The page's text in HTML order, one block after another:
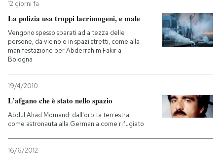
12 giorni fa
La polizia usa troppi lacrimogeni, e male
Vengono spesso sparati ad altezza delle
persone, da vicino e in spazi stretti, come alla
manifestazione per Abderrahim Fakir a
Bologna
19/4/2010
L’afgano che è stato nello spazio
Abdul Ahad Momand: dall'orbita terrestra
come astronauta alla Germania come rifugiato
16/6/2012